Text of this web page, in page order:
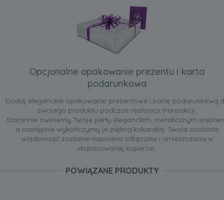
Opcjonalne opakowanie prezentu i karta
podarunkowa
Dodaj eleganckie opakowanie prezentowe i kartę podarunkową
swojego produktu podczas realizacji transakcji.
Starannie owiniemy Twoje perły eleganckim, metalicznym
a następnie wykończymy je piękną kokardką. Twoja osobista
wiadomość zostanie napisana odręcznie i umieszczona w
dopasowanej kopercie.
POWIĄZANE PRODUKTY